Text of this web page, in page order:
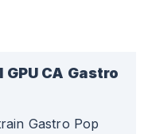
GPU CA Gastro
Gastro Pop